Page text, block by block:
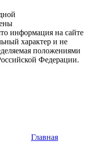
информация на сайте
характер и не
положениями
Федерации.
Главная